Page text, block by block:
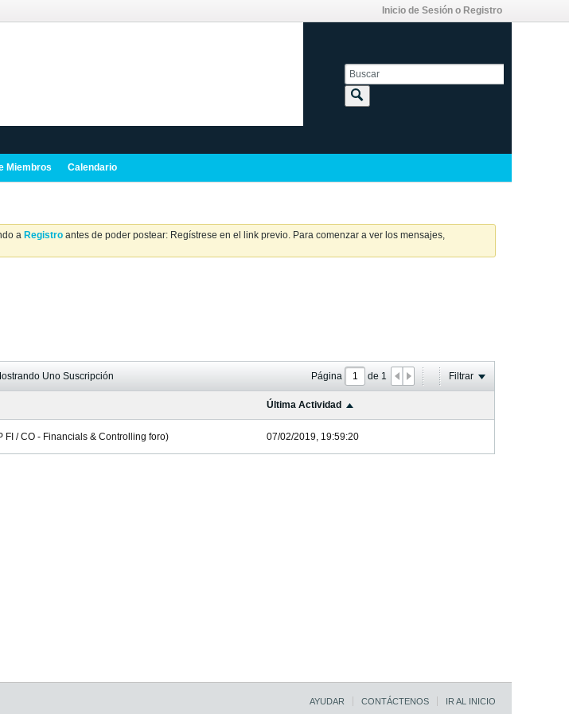
Inicio de Sesión o Registro
Miembros Calendario
a Registro antes de poder postear: Regístrese en el link previo. Para comenzar a ver los mensajes,
Uno Suscripción Página de 1 Filtrar
Última Actividad
FI / CO - Financials & Controlling foro) 07/02/2019, 19:59:20
AYUDAR CONTÁCTENOS IR AL INICIO